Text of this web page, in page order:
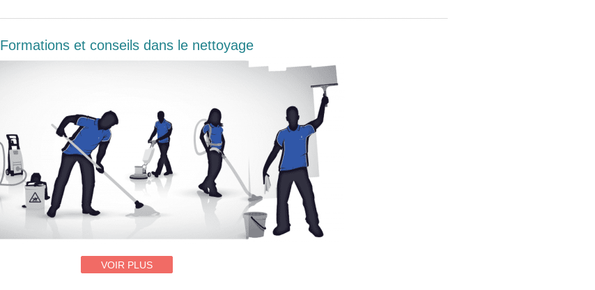
Formations et conseils dans le nettoyage
VOIR PLUS